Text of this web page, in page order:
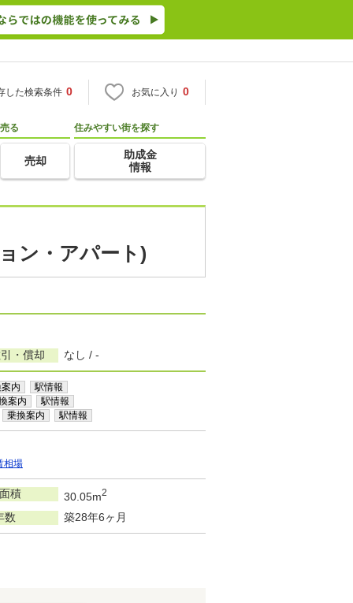
した検索条件 0 お気に入り 0
売る
売却
住みやすい街を探す
助成金
情報
ン・アパート)
・償却 なし / -
内 駅情報
案内 駅情報
乗換案内 駅情報
相場
積 30.05m2
数 築28年6ヶ月